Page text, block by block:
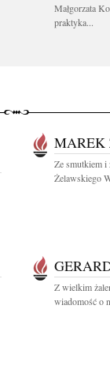
Małgorzata
praktyka...
MAREK
Ze smutkiem i
Żelawskiego
Z wielkim
wiadomość o